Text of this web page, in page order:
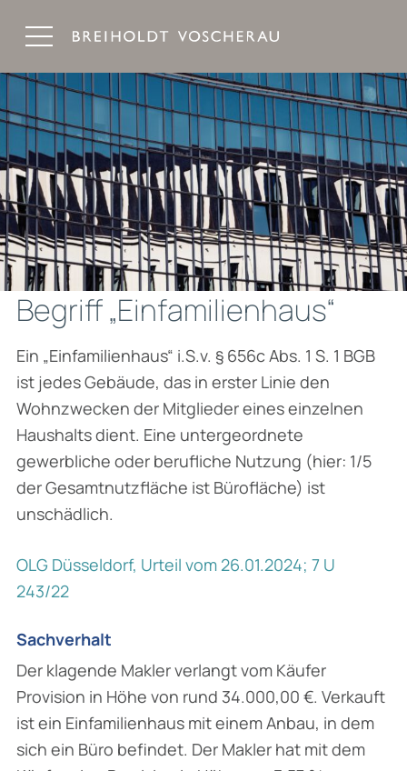
Begriff „Einfamilienhaus“
Ein „Einfamilienhaus“ i.S.v. § 656c Abs. 1 S. 1 BGB
ist jedes Gebäude, das in erster Linie den
Wohnzwecken der Mitglieder eines einzelnen
Haushalts dient. Eine untergeordnete
gewerbliche oder berufliche Nutzung (hier: 1/5
der Gesamtnutzfläche ist Bürofläche) ist
unschädlich.
OLG Düsseldorf, Urteil vom 26.01.2024; 7 U
243/22
Sachverhalt
Der klagende Makler verlangt vom Käufer
Provision in Höhe von rund 34.000,00 €. Verkauft
ist ein Einfamilienhaus mit einem Anbau, in dem
sich ein Büro befindet. Der Makler hat mit dem